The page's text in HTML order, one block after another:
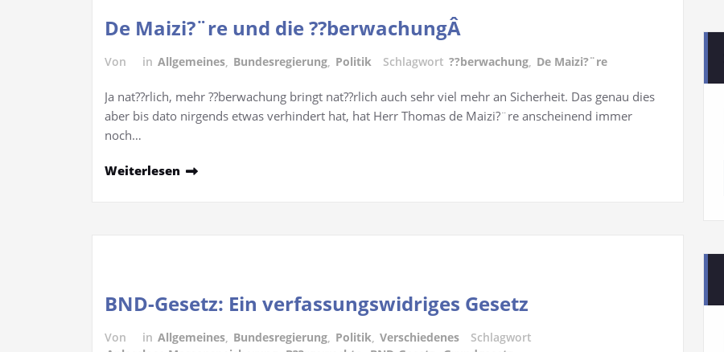
De Maizi?¨re und die ??berwachungÂ
Von in Allgemeines, Bundesregierung, Politik Schlagwort ??berwachung, De Maizi?¨re
Ja nat??rlich, mehr ??berwachung bringt nat??rlich auch sehr viel mehr an Sicherheit. Das genau dies
aber bis dato nirgends etwas verhindert hat, hat Herr Thomas de Maizi?¨re anscheinend immer
noch…
Weiterlesen
BND-Gesetz: Ein verfassungswidriges Gesetz
Von in Allgemeines, Bundesregierung, Politik, Verschiedenes
Schlagwort